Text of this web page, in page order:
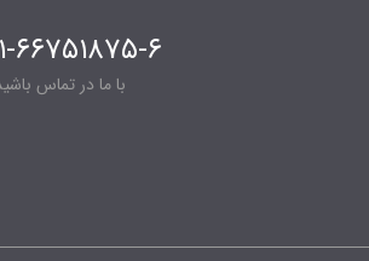
۰۲۱-
با ما در تماس